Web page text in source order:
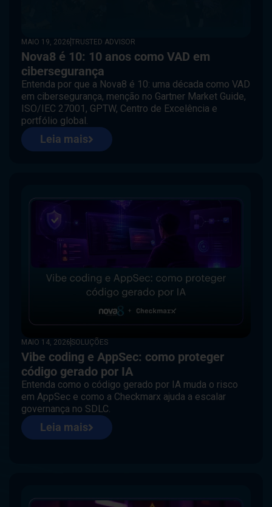
MAIO 19, 2026TRUSTED ADVISOR
Nova8 é 10: 10 anos como VAD em
cibersegurança
Entenda por que a Nova8 é 10: uma década como VAD
em cibersegurança, menção no Gartner Market Guide,
ISO/IEC 27001, GPTW, Centro de Excelência e
portfólio global.
Leia mais
MAIO 14, 2026 SOLUÇÕES
Vibe coding e AppSec: como proteger
código gerado por IA
Entenda como o código gerado por IA muda o risco
em AppSec e como a Checkmarx ajuda a escalar
governança no SDLC.
Leia mais